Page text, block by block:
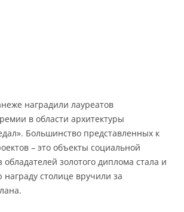
наградили лауреатов
в области архитектуры
Большинство представленных к
– это объекты социальной
золотого диплома стала и
столице вручили за